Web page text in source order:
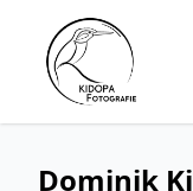
Dominik